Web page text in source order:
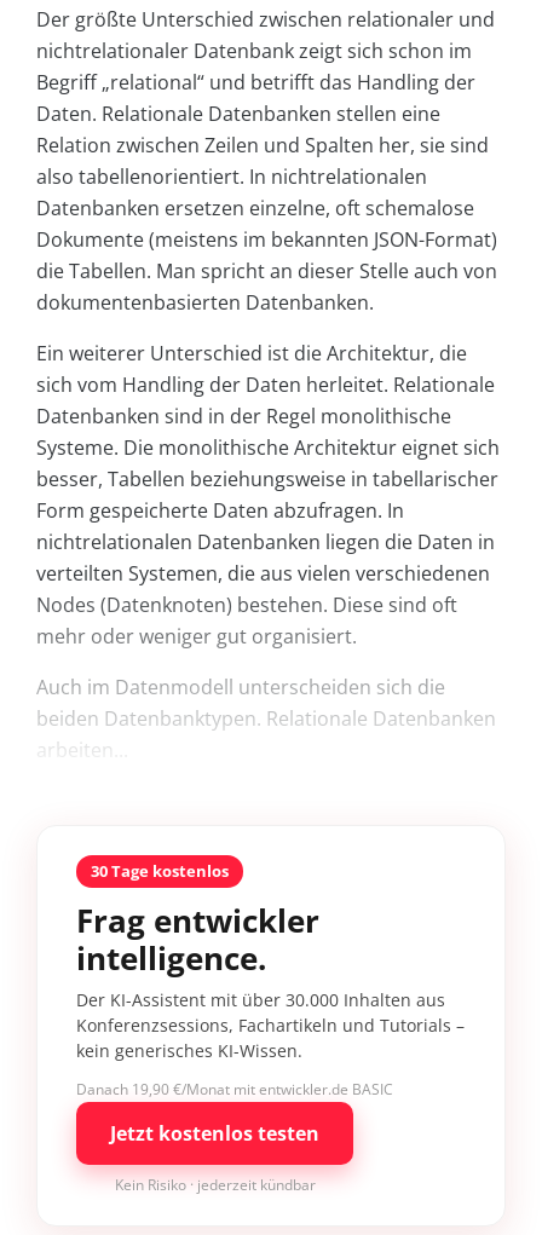
Der größte Unterschied zwischen relationaler und
nichtrelationaler Datenbank zeigt sich schon im
Begriff „relational“ und betrifft das Handling der
Daten. Relationale Datenbanken stellen eine
Relation zwischen Zeilen und Spalten her, sie sind
also tabellenorientiert. In nichtrelationalen
Datenbanken ersetzen einzelne, oft schemalose
Dokumente (meistens im bekannten JSON-Format)
die Tabellen. Man spricht an dieser Stelle auch von
dokumentenbasierten Datenbanken.
Ein weiterer Unterschied ist die Architektur, die
sich vom Handling der Daten herleitet. Relationale
Datenbanken sind in der Regel monolithische
Systeme. Die monolithische Architektur eignet sich
besser, Tabellen beziehungsweise in tabellarischer
Form gespeicherte Daten abzufragen. In
nichtrelationalen Datenbanken liegen die Daten in
verteilten Systemen, die aus vielen verschiedenen
Nodes (Datenknoten) bestehen. Diese sind oft
mehr oder weniger gut organisiert.
Auch im Datenmodell unterscheiden sich die
beiden Datenbanktypen. Relationale Datenbanken
arbeiten...
30 Tage kostenlos
Frag entwickler
intelligence.
Der KI-Assistent mit über 30.000 Inhalten aus
Konferenzsessions, Fachartikeln und Tutorials –
kein generisches KI-Wissen.
Danach 19,90 €/Monat mit entwickler.de BASIC
Jetzt kostenlos testen
Kein Risiko · jederzeit kündbar